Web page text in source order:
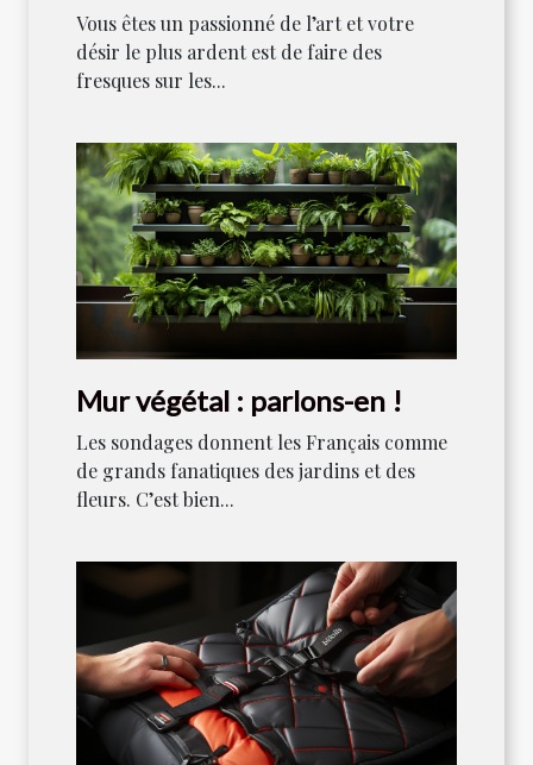
Vous êtes un passionné de l’art et votre
désir le plus ardent est de faire des
fresques sur les...
Mur végétal : parlons-en !
Les sondages donnent les Français comme
de grands fanatiques des jardins et des
fleurs. C’est bien...